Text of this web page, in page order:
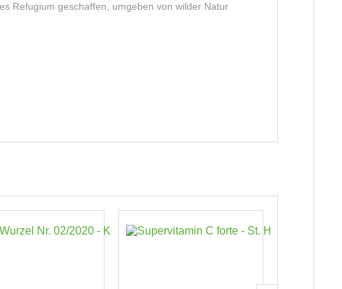
Refugium geschaffen, umgeben von wilder Natur